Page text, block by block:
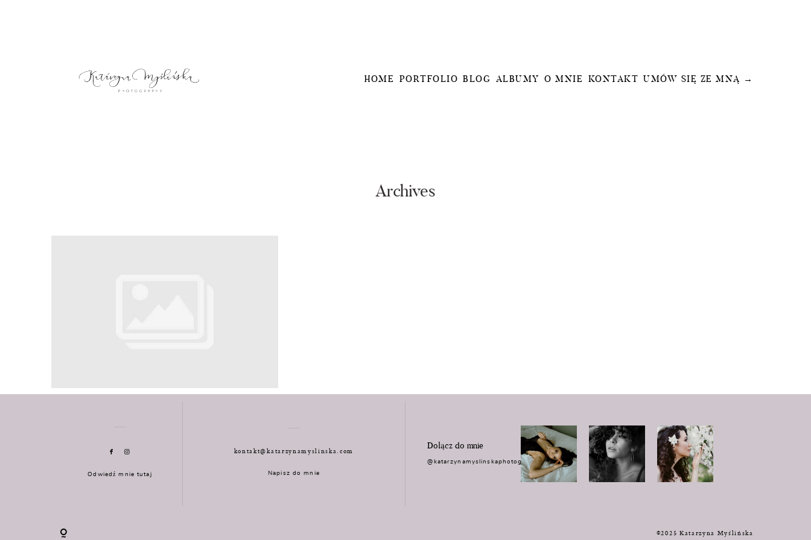
HOME PORTFOLIO BLOG ALBUMY O MNIE KONTAKT UMÓW SIĘ ZE MNĄ →
Archives
Odwiedź mnie tutaj
kontakt@katarzynamyslinska.com
Napisz do mnie
Dołącz do mnie
@katarzynamyslinskaphotography
©2025 Katarzyna Myślińska